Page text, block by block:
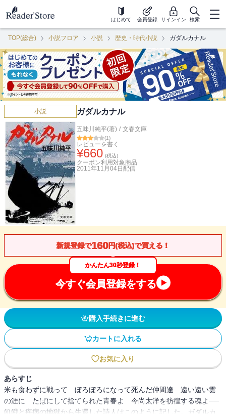
はじめて 会員登録 サインイン 検索
TOP(総合) 小説フロア 小説 歴史・時代小説 ガダルカナル
小説 ガダルカナル
五味川純平(著) / 文春文庫
(1)
レビューを書く
¥660 (税込)
クーポン利用対象商品
2011年11月04日 配信
新規登録で160円(税込)で買える！
かんたん30秒登録！
今すぐ会員登録をする
購入手続きに進む
カートに入れる
お気に入り
あらすじ
米も食わずに戦って ぼろぼろになって死んだ仲間達 遠い遠い雲
の涯に たばにして捨てられた青春よ 今尚太洋を彷徨する魂よ──
飢餓と疾病の地獄から生還した詩人はこのように記した。ガダルカ